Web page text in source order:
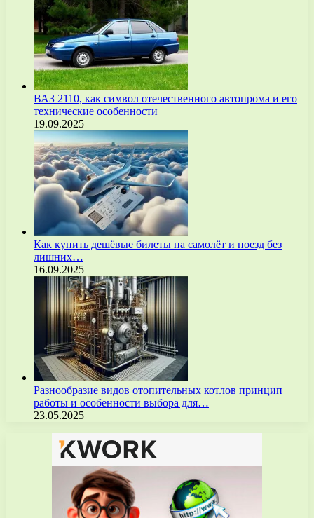
ВАЗ 2110, как символ отечественного автопрома и его
технические особенности
19.09.2025
Как купить дешёвые билеты на самолёт и поезд без
лишних…
16.09.2025
Разнообразие видов отопительных котлов принцип
работы и особенности выбора для…
23.05.2025